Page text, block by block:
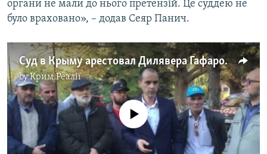
органи не мали до нього претензій. Це суддею не
було враховано», – додав Сеяр Панич.
Суд в Крыму арестовал Дилявера Гафарова (видео)
byКрим.Реалії
No media source currently available